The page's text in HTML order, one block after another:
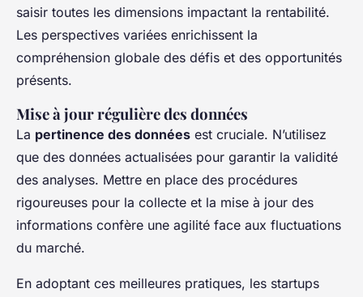
saisir toutes les dimensions impactant la rentabilité.
Les perspectives variées enrichissent la
compréhension globale des défis et des opportunités
présents.
Mise à jour régulière des données
La pertinence des données est cruciale. N’utilisez
que des données actualisées pour garantir la validité
des analyses. Mettre en place des procédures
rigoureuses pour la collecte et la mise à jour des
informations confère une agilité face aux fluctuations
du marché.
En adoptant ces meilleures pratiques, les startups